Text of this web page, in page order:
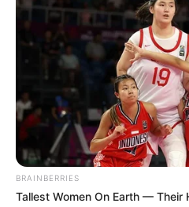
BRAINBERRIES
Tallest Women On Earth —